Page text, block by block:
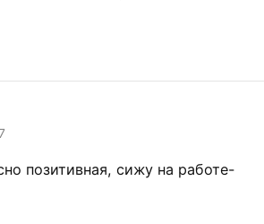
позитивная, сижу на работе-